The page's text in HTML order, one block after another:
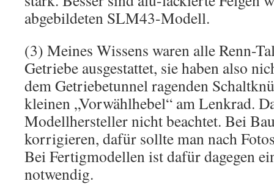
abgebildeten SLM43-Modell.
(3) Meines Wissens waren alle Renn-
Getriebe ausgestattet, sie haben also
dem Getriebetunnel ragenden
kleinen „Vorwählhebel“ am Lenkrad.
Modellhersteller nicht beachtet. Bei
korrigieren, dafür sollte man nach
Bei Fertigmodellen ist dafür dagegen
notwendig.